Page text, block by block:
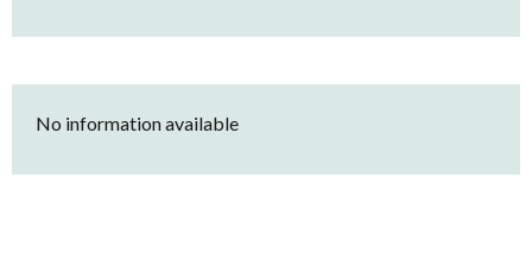
No information available